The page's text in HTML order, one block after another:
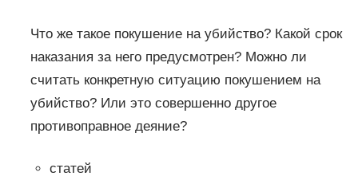
Что же такое покушение на убийство? Какой срок
наказания за него предусмотрен? Можно ли
считать конкретную ситуацию покушением на
убийство? Или это совершенно другое
противоправное деяние?
статей